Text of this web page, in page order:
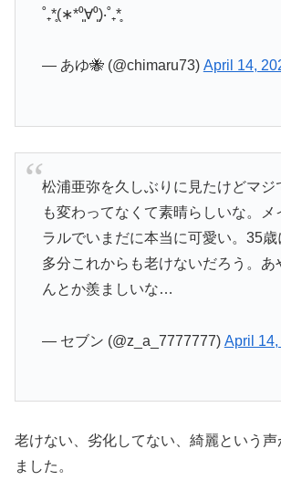
˚₊*̥(∗︎*⁰͈∀⁰͈)‧˚₊*̥
— あゆ🐝 (@chimaru73) April 14,
松浦亜弥を久しぶりに見たけどマジ
も変わってなくて素晴らしいな。メ
ラルでいまだに本当に可愛い。35歳
多分これからも老けないだろう。あ
んとか羨ましいな…
— セブン (@z_a_7777777) April 14,
老けない、劣化してない、綺麗という
ました。